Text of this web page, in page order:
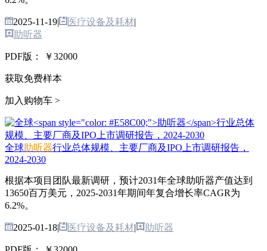
2025-11-19| 医疗设备及耗材|
助听器
PDF版： ￥32000
获取免费样本
加入购物车 >
全球助听器行业总体规模、主要厂商及IPO上市调研报告，
2024-2030
根据本项目团队最新调研，预计2031年全球助听器产值达到
13650百万美元，2025-2031年期间年复合增长率CAGR为
6.2%。
2025-01-18| 医疗设备及耗材| 助听器